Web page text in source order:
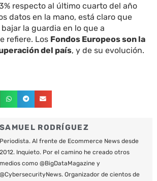
respecto al último cuarto del año
datos en la mano, está claro que
la guardia en lo que a
refiere. Los Fondos Europeos son la
del país, y de su evolución.
SAMUEL RODRÍGUEZ
Periodista. Al frente de Ecommerce News desde
2012. Inquieto. Por el camino he creado otros
medios como @BigDataMagazine y
@CybersecurityNews. Organizador de cientos de